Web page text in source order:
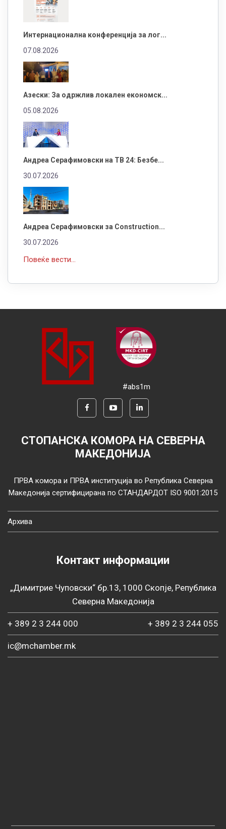
Интернационална конференција за лог...
07.08.2026
Азески: За одржлив локален економск...
05.08.2026
Андреа Серафимовски на ТВ 24: Безбе...
30.07.2026
Андреа Серафимовски за Construction...
30.07.2026
Повеќе вести...
#abs1m
СТОПАНСКА КОМОРА НА СЕВЕРНА
МАКЕДОНИЈА
ПРВА комора и ПРВА институција во Република Северна
Македонија сертифицирана по СТАНДАРДОТ ISO 9001:2015
Архива
Контакт информации
„Димитрие Чуповски“ бр.13, 1000 Скопје, Република
Северна Македонија
+ 389 2 3 244 000 + 389 2 3 244 055
ic@mchamber.mk